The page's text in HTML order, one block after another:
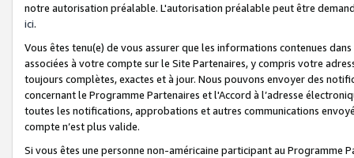
notre autorisation préalable. L'autorisation préalable peut être
ici.
Vous êtes tenu(e) de vous assurer que les informations contenues
associées à votre compte sur le Site Partenaires, y compris votre
toujours complètes, exactes et à jour. Nous pouvons envoyer des
concernant le Programme Partenaires et l'Accord à l’adresse
toutes les notifications, approbations et autres communications
compte n’est plus valide.
Si vous êtes une personne non-américaine participant au